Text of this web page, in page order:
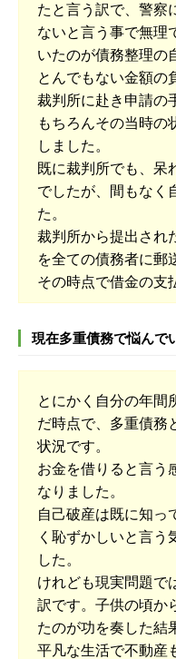
たと言う訳で、警察
ないと言う事で無理
いたのが債務整理の
とんでもない金額の
裁判所に赴き申請の
もちろんその当時の
しました。
既に裁判所でも、呆
でしたが、間もなく
た。
裁判所から提出され
を全ての債務者に郵
その時点で借金の支
現在多重債務で悩んで
とにかく自分の年間
だ時点で、多重債務
状況です。
お金を借りると言う
なりました。
自己破産は既に知っ
く恥ずかしいと言う
した。
けれども現実問題で
訳です。子供の頃か
たのが功を奏した結
平凡な生活で不動産